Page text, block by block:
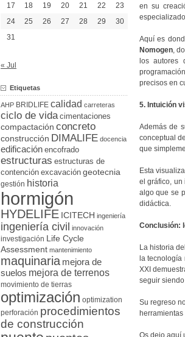
en su
Aquí es
Nomogen,
los autores
precisos en
5. Intuición
Además de
conceptual
que
Esta
el gráfico, un
algo que se
didáctica.
Conclusión:
La historia
la
XXI
seguir
Su regreso
Os dejo aquí
17
18 19 20 21 22
23
24
25 26 27 28 29
30
31
« Jul
Etiquetas
AHP BRIDLIFE calidad carreteras
ciclo de vida cimentaciones
compactación concreto
construcción DIMALIFE docencia
edificación encofrado
estructuras estructuras de
contención excavación geotecnia
gestión historia
hormigón
HYDELIFE ICITECH ingeniería
ingeniería civil innovación
investigación
Life Cycle
Assessment mantenimiento
maquinaria mejora de
suelos mejora de terrenos
movimiento de tierras
optimización optimization
perforación procedimientos
de construcción